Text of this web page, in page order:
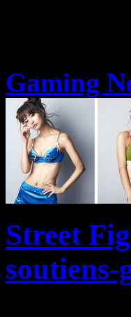
Gaming
Street
soutiens-